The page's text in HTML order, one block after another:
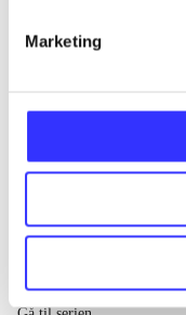
Marketing
...
...